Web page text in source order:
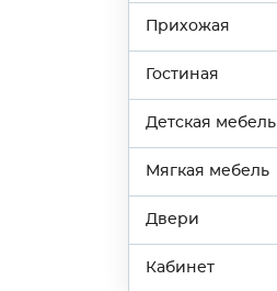
Прихожая
Гостиная
Детская мебель
Мягкая мебель
Двери
Кабинет